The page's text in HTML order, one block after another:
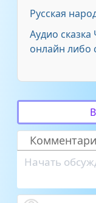
Русская
Аудио
онлайн либо